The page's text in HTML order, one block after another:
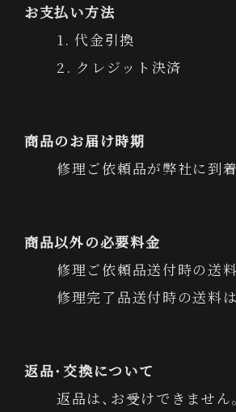
お支払い方法
1. 代金引換
2. クレジット決済
商品のお届け時期
修理ご依頼品が弊社に到
商品以外の必要料金
修理ご依頼品送付時の送
修理完了品送付時の送料
返品・交換について
返品は、お受けできません。